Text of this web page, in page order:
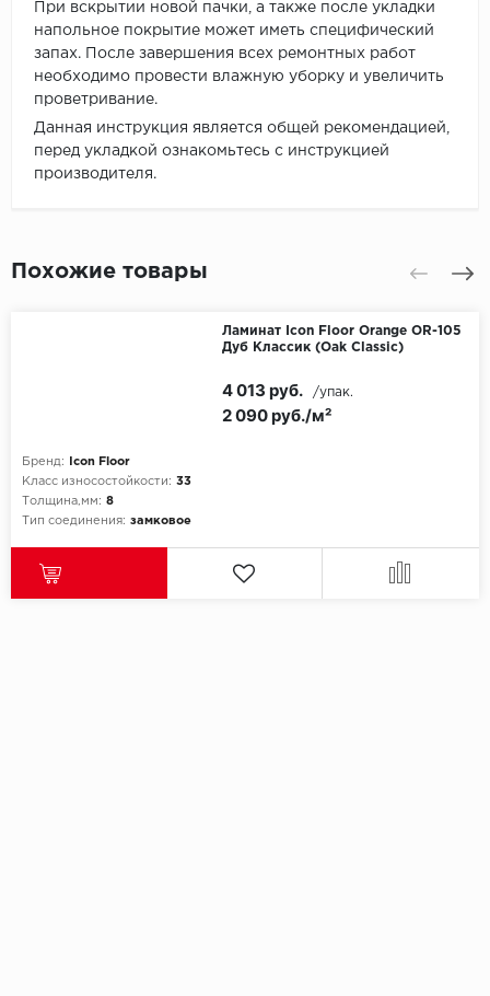
При вскрытии новой пачки, а также после укладки
напольное покрытие может иметь специфический
запах. После завершения всех ремонтных работ
необходимо провести влажную уборку и увеличить
проветривание.
Данная инструкция является общей рекомендацией,
перед укладкой ознакомьтесь с инструкцией
производителя.
Похожие товары
Ламинат Icon Floor Orange OR-105
Дуб Классик (Oak Classic)
Бренд:
Icon Floor
Класс износостойкости: 33
Толщина,мм: 8
Тип соединения: замковое
2 090 руб./м²
4 013 руб. /упак.